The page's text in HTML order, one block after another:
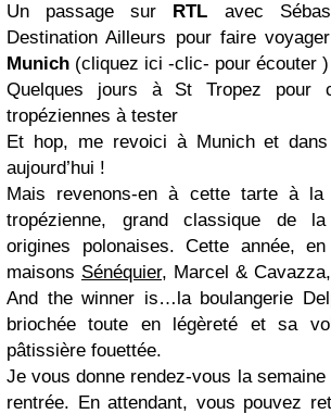
Un passage sur RTL avec
Destination Ailleurs pour faire
Munich (cliquez ici -clic- pour écouter )
Quelques jours à St Tropez pour
tropéziennes à tester
Et hop, me revoici à Munich et
aujourd’hui !
Mais revenons-en à cette tarte à la
tropézienne, grand classique de
origines polonaises. Cette année,
maisons Sénéquier, Marcel &
And the winner is…la boulangerie
briochée toute en légèreté et sa
pâtissière fouettée.
Je vous donne rendez-vous la
rentrée. En attendant, vous pouvez